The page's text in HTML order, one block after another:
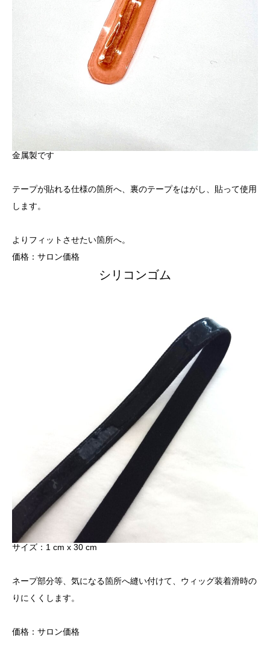
金属製です
テープが貼れる仕様の箇所へ、裏のテープをはがし、貼って使用
します。
よりフィットさせたい箇所へ。
価格：サロン価格
シリコンゴム
サイズ：1 cm x 30 cm
ネープ部分等、気になる箇所へ縫い付けて、ウィッグ装着滑時の
りにくくします。
価格：サロン価格